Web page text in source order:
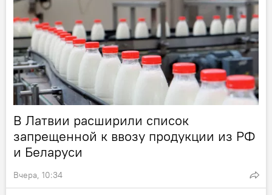
В Латвии расширили список
запрещенной к ввозу продукции из РФ
и Беларуси
Вчера, 10:34